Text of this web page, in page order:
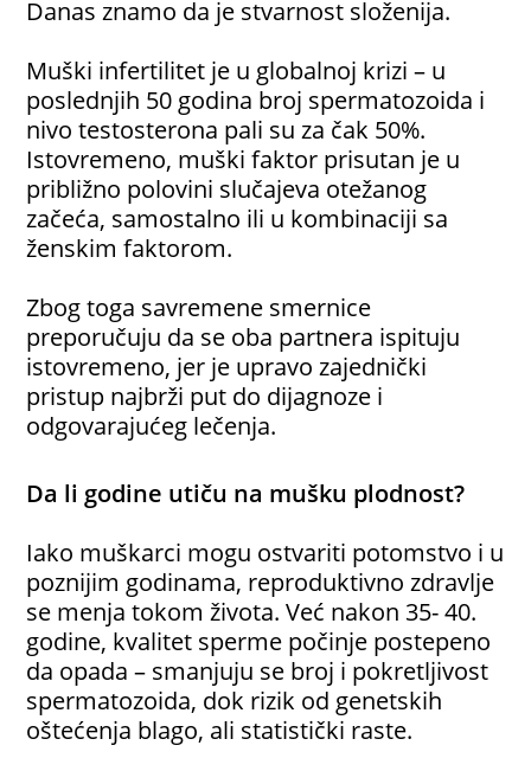
Danas znamo da je stvarnost složenija.
Muški infertilitet je u globalnoj krizi – u
poslednjih 50 godina broj spermatozoida i
nivo testosterona pali su za čak 50%.
Istovremeno, muški faktor prisutan je u
približno polovini slučajeva otežanog
začeća, samostalno ili u kombinaciji sa
ženskim faktorom.
Zbog toga savremene smernice
preporučuju da se oba partnera ispituju
istovremeno, jer je upravo zajednički
pristup najbrži put do dijagnoze i
odgovarajućeg lečenja.
Da li godine utiču na mušku plodnost?
Iako muškarci mogu ostvariti potomstvo i u
poznijim godinama, reproduktivno zdravlje
se menja tokom života. Već nakon 35- 40.
godine, kvalitet sperme počinje postepeno
da opada – smanjuju se broj i pokretljivost
spermatozoida, dok rizik od genetskih
oštećenja blago, ali statistički raste.